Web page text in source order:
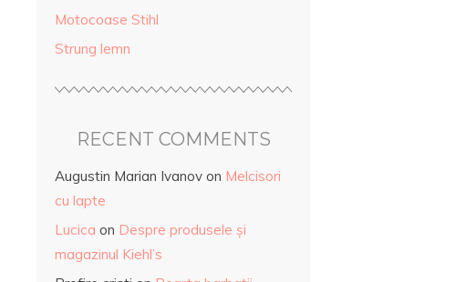
Motocoase Stihl
Strung lemn
RECENT COMMENTS
Augustin Marian Ivanov on Melcisori
cu lapte
Lucica on Despre produsele și
magazinul Kiehl’s